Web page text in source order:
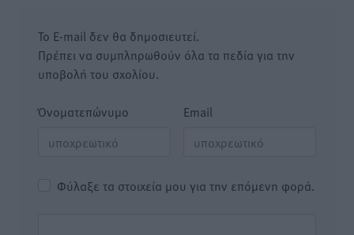
Το E-mail δεν θα δημοσιευτεί.
Πρέπει να συμπληρωθούν όλα τα πεδία για την
υποβολή του σχολίου.
Όνοματεπώνυμο Email
Φύλαξε τα στοιχεία μου για την επόμενη φορά.